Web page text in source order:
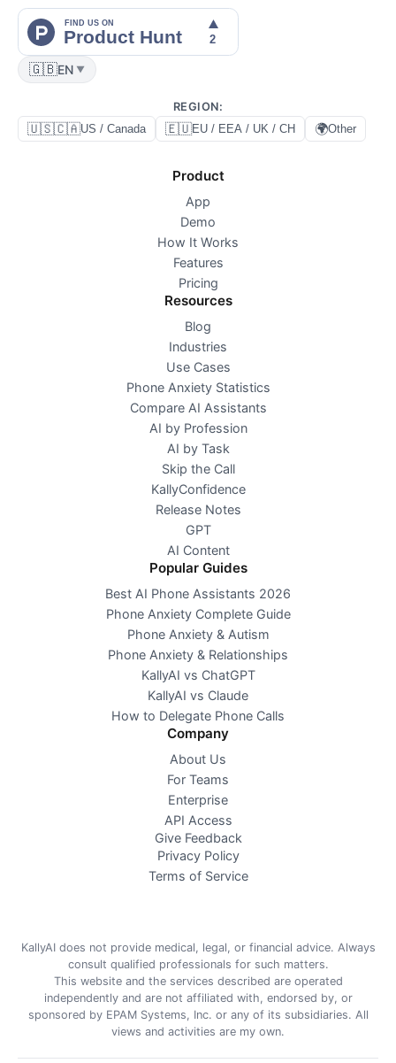
🇬🇧EN ▼
REGION:
🇺🇸🇨🇦US / Canada 🇪🇺EU / EEA / UK / CH 🌍Other
Product
App
Demo
How It Works
Features
Pricing
Resources
Blog
Industries
Use Cases
Phone Anxiety Statistics
Compare AI Assistants
AI by Profession
AI by Task
Skip the Call
KallyConfidence
Release Notes
GPT
AI Content
Popular Guides
Best AI Phone Assistants 2026
Phone Anxiety Complete Guide
Phone Anxiety & Autism
Phone Anxiety & Relationships
KallyAI vs ChatGPT
KallyAI vs Claude
How to Delegate Phone Calls
Company
About Us
For Teams
Enterprise
API Access
Give Feedback
Privacy Policy
Terms of Service
KallyAI does not provide medical, legal, or financial advice. Always
consult qualified professionals for such matters.
This website and the services described are operated
independently and are not affiliated with, endorsed by, or
sponsored by EPAM Systems, Inc. or any of its subsidiaries. All
views and activities are my own.